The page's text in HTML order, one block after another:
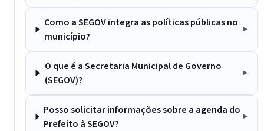
Como a SEGOV integra as políticas públicas no
município?
O que é a Secretaria Municipal de Governo
(SEGOV)?
Posso solicitar informações sobre a agenda do
Prefeito à SEGOV?